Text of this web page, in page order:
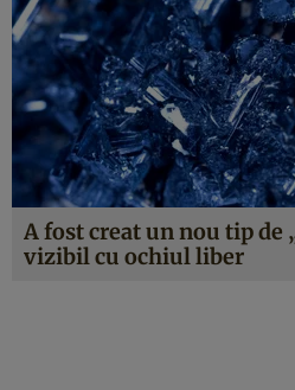
A fost creat un nou tip
vizibil cu ochiul liber